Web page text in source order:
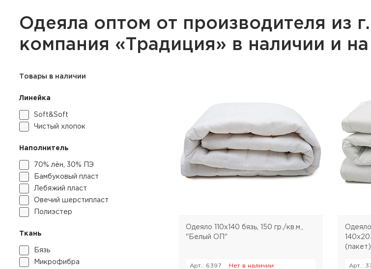
Одеяла оптом от производителя из
компания «Традиция» в наличии и на
Товары в наличии
Линейка
Soft&Soft
Чистый хлопок
Наполнитель
70% лён, 30% ПЭ
Бамбуковый пласт
Лебяжий пласт
Овечий шерстипласт
Полиэстер
Ткань
Бязь
Микрофибра
Одеяло 110х140 бязь, 150 гр./кв.м.,
"Белый ОП"
Арт.: 6397 Нет в наличии
Одеяло 300 гр. "Лебяжий пух"
(пакет)
Арт.: